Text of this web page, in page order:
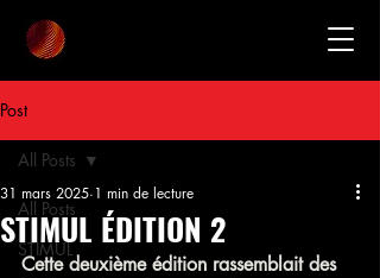
Post
All Posts
STIMUL
All Posts
STIMUL ÉDITION 2
31 mars 2025 1 min de lecture
Cette deuxième édition rassemblait des